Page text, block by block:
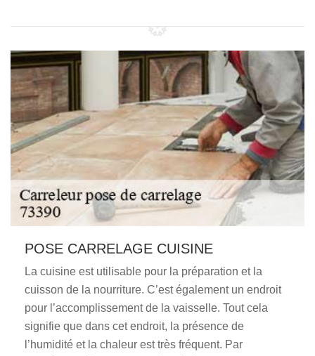
POSE CARRELAGE CUISINE
La cuisine est utilisable pour la préparation et la
cuisson de la nourriture. C’est également un endroit
pour l’accomplissement de la vaisselle. Tout cela
signifie que dans cet endroit, la présence de
l’humidité et la chaleur est très fréquent. Par